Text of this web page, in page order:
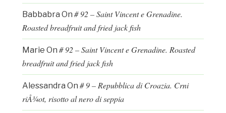
Babbabra On # 92 – Saint Vincent e Grenadine.
Roasted breadfruit and fried jack fish
Marie On # 92 – Saint Vincent e Grenadine. Roasted
breadfruit and fried jack fish
Alessandra On # 9 – Repubblica di Croazia. Crni
riÅ¾ot, risotto al nero di seppia